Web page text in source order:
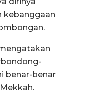
kebanggaan
benar-benar